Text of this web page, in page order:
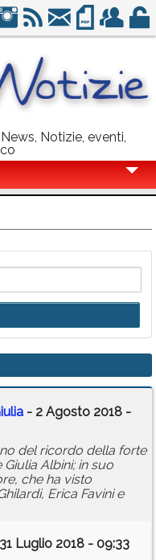
Notizie, eventi,
- 2 Agosto 2018 -
del ricordo della forte
Albini; in suo
che ha visto
Erica Favini e
Luglio 2018 - 09:33